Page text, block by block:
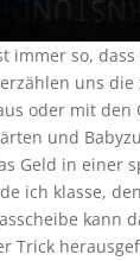
immer so,
uns
oder mit den
und
Geld in einer
ich klasse,
kann
Trick